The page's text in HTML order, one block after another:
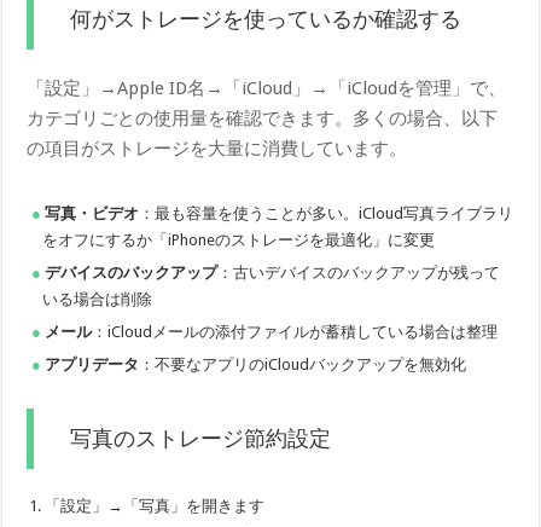
何がストレージを使っているか確認する
「設定」→Apple ID名→「iCloud」→「iCloudを管理」で、
カテゴリごとの使用量を確認できます。多くの場合、以下
の項目がストレージを大量に消費しています。
写真・ビデオ ：最も容量を使うことが多い。iCloud写真ライブラリ
をオフにするか「iPhoneのストレージを最適化」に変更
デバイスのバックアップ：古いデバイスのバックアップが残って
いる場合は削除
メール：iCloudメールの添付ファイルが蓄積している場合は整理
アプリデータ ：不要なアプリのiCloudバックアップを無効化
写真のストレージ節約設定
「設定」→「写真」を開きます